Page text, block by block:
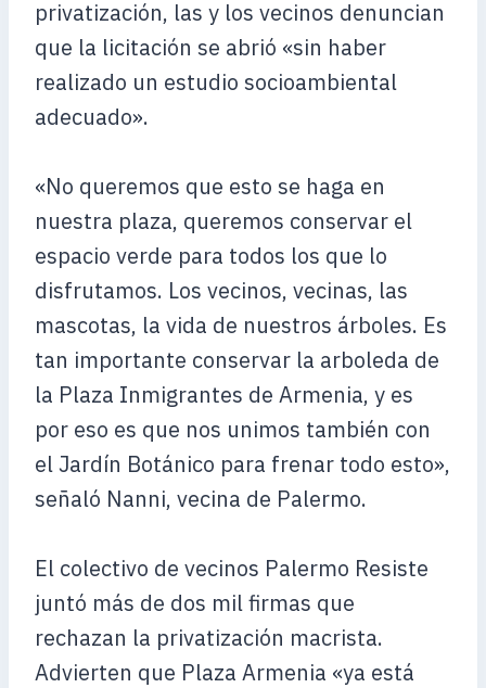
privatización, las y los vecinos denuncian
que la licitación se abrió «sin haber
realizado un estudio socioambiental
adecuado».
«No queremos que esto se haga en
nuestra plaza, queremos conservar el
espacio verde para todos los que lo
disfrutamos. Los vecinos, vecinas, las
mascotas, la vida de nuestros árboles. Es
tan importante conservar la arboleda de
la Plaza Inmigrantes de Armenia, y es
por eso es que nos unimos también con
el Jardín Botánico para frenar todo esto»,
señaló Nanni, vecina de Palermo.
El colectivo de vecinos Palermo Resiste
juntó más de dos mil firmas que
rechazan la privatización macrista.
Advierten que Plaza Armenia «ya está